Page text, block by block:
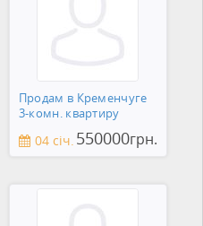
Продам в Кременчуге
3-комн. квартиру
04 січ. 550000грн.